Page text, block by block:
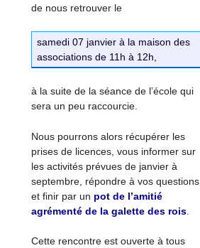
de nous retrouver le
samedi 07 janvier à la maison des
associations de 11h à 12h,
à la suite de la séance de l’école qui
sera un peu raccourcie.
Nous pourrons alors récupérer les
prises de licences, vous informer sur
les activités prévues de janvier à
septembre, répondre à vos questions
et finir par un pot de l’amitié
agrémenté de la galette des rois
Cette rencontre est ouverte à tous